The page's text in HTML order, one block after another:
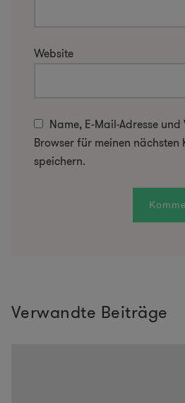
Website
Name, E-Mail-Adresse
Browser für meinen nächsten
speichern.
Verwandte Beiträge